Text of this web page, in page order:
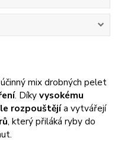
mix drobných pelet
. Díkyvysokému
rozpouštějía vytvářejí
, který přiláká ryby do